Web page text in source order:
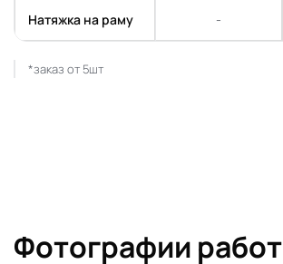
Натяжка на раму -
*заказ от 5шт
Фотографии работ